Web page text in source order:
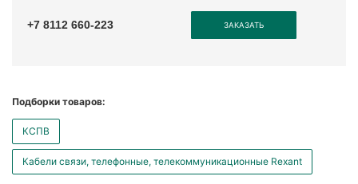
+7 8112 660-223 ЗАКАЗАТЬ
Подборки товаров:
КСПВ
Кабели связи, телефонные, телекоммуникационные Rexant